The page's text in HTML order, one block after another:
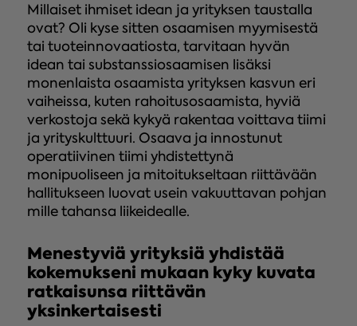
Millaiset ihmiset idean ja yrityksen taustalla
ovat? Oli kyse sitten osaamisen myymisestä
tai tuoteinnovaatiosta, tarvitaan hyvän
idean tai substanssiosaamisen lisäksi
monenlaista osaamista yrityksen kasvun eri
vaiheissa, kuten rahoitusosaamista, hyviä
verkostoja sekä kykyä rakentaa voittava tiimi
ja yrityskulttuuri. Osaava ja innostunut
operatiivinen tiimi yhdistettynä
monipuoliseen ja mitoitukseltaan riittävään
hallitukseen luovat usein vakuuttavan pohjan
mille tahansa liikeidealle.
Menestyviä yrityksiä yhdistää
kokemukseni mukaan kyky kuvata
ratkaisunsa riittävän
yksinkertaisesti